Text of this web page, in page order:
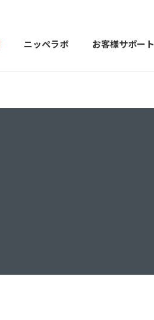
ニッペラボ お客様サポート